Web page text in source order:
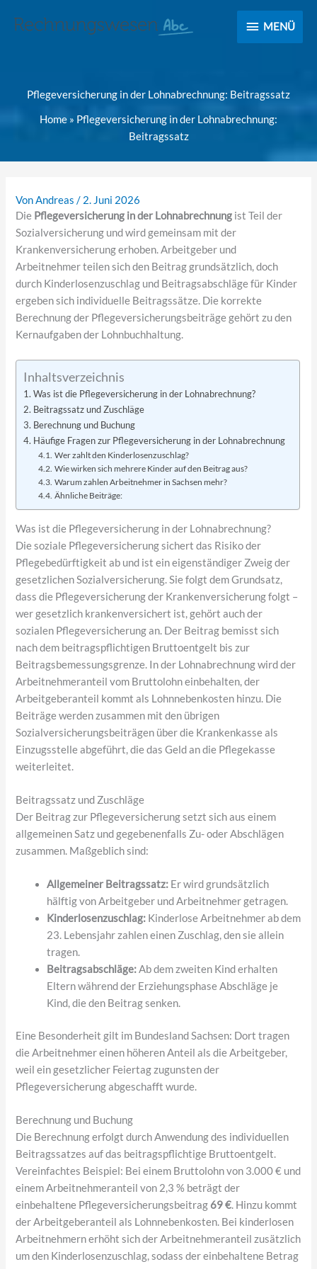
MENÜ
MENÜ
Pflegeversicherung in der Lohnabrechnung: Beitragssatz
Home » Pflegeversicherung in der Lohnabrechnung:
Beitragssatz
VonAndreas/ 2. Juni 2026
Die Pflegeversicherung in der Lohnabrechnung ist Teil der
Sozialversicherung und wird gemeinsam mit der
Krankenversicherung erhoben. Arbeitgeber und
Arbeitnehmer teilen sich den Beitrag grundsätzlich, doch
durch Kinderlosenzuschlag und Beitragsabschläge für Kinder
ergeben sich individuelle Beitragssätze. Die korrekte
Berechnung der Pflegeversicherungsbeiträge gehört zu den
Kernaufgaben der Lohnbuchhaltung.
Inhaltsverzeichnis
Was ist die Pflegeversicherung in der Lohnabrechnung?
Beitragssatz und Zuschläge
Berechnung und Buchung
Häufige Fragen zur Pflegeversicherung in der Lohnabrechnung
Wer zahlt den Kinderlosenzuschlag?
Wie wirken sich mehrere Kinder auf den Beitrag aus?
Warum zahlen Arbeitnehmer in Sachsen mehr?
Ähnliche Beiträge:
Was ist die Pflegeversicherung in der Lohnabrechnung?
Die soziale Pflegeversicherung sichert das Risiko der
Pflegebedürftigkeit ab und ist ein eigenständiger Zweig der
gesetzlichen Sozialversicherung. Sie folgt dem Grundsatz,
dass die Pflegeversicherung der Krankenversicherung folgt –
wer gesetzlich krankenversichert ist, gehört auch der
sozialen Pflegeversicherung an. Der Beitrag bemisst sich
nach dem beitragspflichtigen Bruttoentgelt bis zur
Beitragsbemessungsgrenze. In der Lohnabrechnung wird der
Arbeitnehmeranteil vom Bruttolohn einbehalten, der
Arbeitgeberanteil kommt als Lohnnebenkosten hinzu. Die
Beiträge werden zusammen mit den übrigen
Sozialversicherungsbeiträgen über die Krankenkasse als
Einzugsstelle abgeführt, die das Geld an die Pflegekasse
weiterleitet.
Beitragssatz und Zuschläge
Der Beitrag zur Pflegeversicherung setzt sich aus einem
allgemeinen Satz und gegebenenfalls Zu- oder Abschlägen
zusammen. Maßgeblich sind:
Allgemeiner Beitragssatz: Er wird grundsätzlich
hälftig von Arbeitgeber und Arbeitnehmer getragen.
Kinderlosenzuschlag: Kinderlose Arbeitnehmer ab dem
23. Lebensjahr zahlen einen Zuschlag, den sie allein
tragen.
Beitragsabschläge:Ab dem zweiten Kind erhalten
Eltern während der Erziehungsphase Abschläge je
Kind, die den Beitrag senken.
Eine Besonderheit gilt im Bundesland Sachsen: Dort tragen
die Arbeitnehmer einen höheren Anteil als die Arbeitgeber,
weil ein gesetzlicher Feiertag zugunsten der
Pflegeversicherung abgeschafft wurde.
Berechnung und Buchung
Die Berechnung erfolgt durch Anwendung des individuellen
Beitragssatzes auf das beitragspflichtige Bruttoentgelt.
Vereinfachtes Beispiel: Bei einem Bruttolohn von 3.000 € und
einem Arbeitnehmeranteil von 2,3 % beträgt der
einbehaltene Pflegeversicherungsbeitrag 69 €. Hinzu kommt
der Arbeitgeberanteil als Lohnnebenkosten. Bei kinderlosen
Arbeitnehmern erhöht sich der Arbeitnehmeranteil zusätzlich
um den Kinderlosenzuschlag, sodass der einbehaltene Betrag